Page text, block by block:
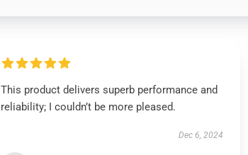
This product delivers superb performance and
reliability; I couldn’t be more pleased.
Dec 6, 2024